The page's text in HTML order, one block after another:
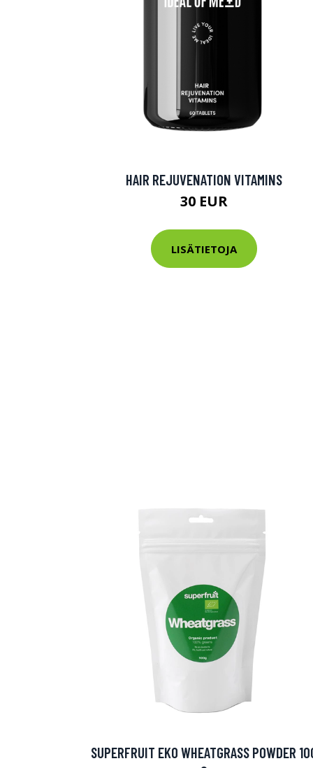
HAIR REJUVENATION VITAMINS
30 EUR
LISÄTIETOJA
SUPERFRUIT EKO WHEATGRASS POWDER
Sponsoriltamme
IdealofMeD